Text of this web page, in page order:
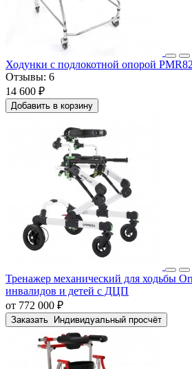
Ходунки с подлокотной опорой
Отзывы: 6
14 600 ₽
Добавить в корзину
Тренажер механический для ходьбы
инвалидов и детей с ДЦП
от 772 000 ₽
Заказать Индивидуальный просчёт